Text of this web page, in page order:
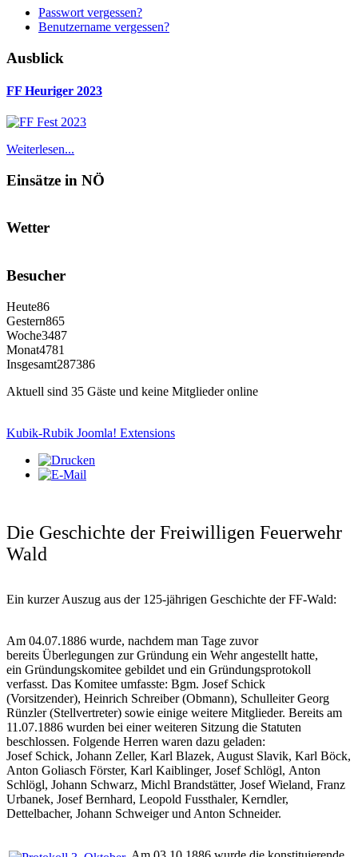
Passwort vergessen?
Benutzername vergessen?
Ausblick
FF Heuriger 2023
Weiterlesen...
Einsätze in NÖ
Wetter
Besucher
Heute86
Gestern865
Woche3487
Monat4781
Insgesamt287386
Aktuell sind 35 Gäste und keine Mitglieder online
Kubik-Rubik Joomla! Extensions
Die Geschichte der Freiwilligen Feuerwehr
Wald
Ein kurzer Auszug aus der 125-jährigen Geschichte der FF-Wald:
Am 04.07.1886 wurde, nachdem man Tage zuvor
bereits Überlegungen zur Gründung ein Wehr angestellt hatte,
ein Gründungskomitee gebildet und ein Gründungsprotokoll
verfasst. Das Komitee umfasste: Bgm. Josef Schick
(Vorsitzender), Heinrich Schreiber (Obmann), Schulleiter Georg
Rünzler (Stellvertreter) sowie einige weitere Mitglieder. Bereits am
11.07.1886 wurden bei einer weiteren Sitzung die Statuten
beschlossen. Folgende Herren waren dazu geladen:
Josef Schick, Johann Zeller, Karl Blazek, August Slavik, Karl Böck,
Anton Goliasch Förster, Karl Kaiblinger, Josef Schlögl, Anton
Schlögl, Johann Schwarz, Michl Brandstätter, Josef Wieland, Franz
Urbanek, Josef Bernhard, Leopold Fussthaler, Kerndler,
Dettelbacher, Johann Schweiger und Anton Schneider.